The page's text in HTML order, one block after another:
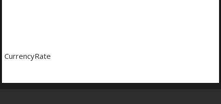
CurrencyRate